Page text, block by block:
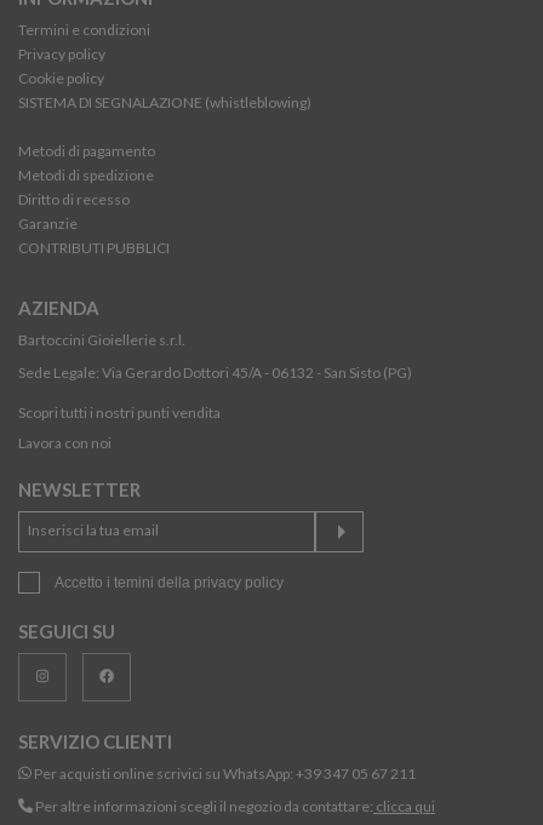
Termini e condizioni
Privacy policy
Cookie policy
SISTEMA DI SEGNALAZIONE (whistleblowing)
Metodi di pagamento
Metodi di spedizione
Diritto di recesso
Garanzie
CONTRIBUTI PUBBLICI
AZIENDA
Bartoccini Gioiellerie s.r.l.
Sede Legale: Via Gerardo Dottori 45/A - 06132 - San Sisto (PG)
Scopri tutti i nostri punti vendita
Lavora con noi
NEWSLETTER
Accetto i temini della privacy policy
SEGUICI SU
SERVIZIO CLIENTI
Per acquisti online scrivici su WhatsApp: +39 347 05 67 211
Per altre informazioni scegli il negozio da contattare: clicca qui